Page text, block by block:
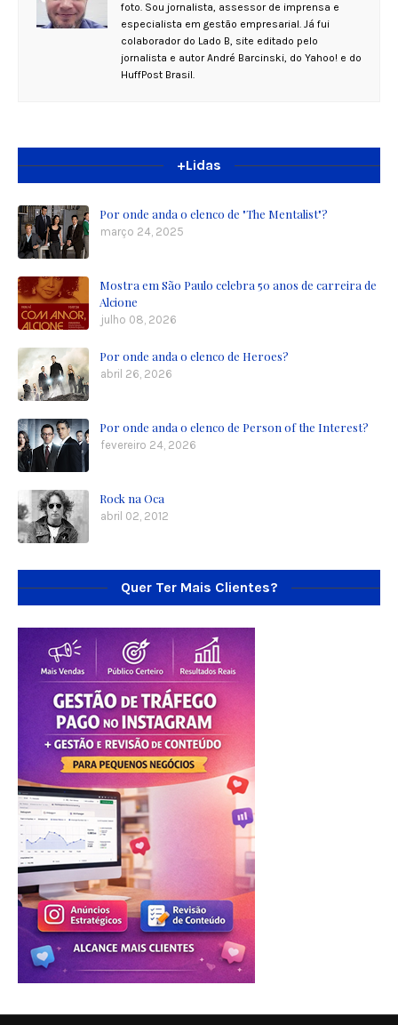
foto. Sou jornalista, assessor de imprensa e
especialista em gestão empresarial. Já fui
colaborador do Lado B, site editado pelo
jornalista e autor André Barcinski, do Yahoo! e do
HuffPost Brasil.
+Lidas
Por onde anda o elenco de "The Mentalist"?
março 24, 2025
Mostra em São Paulo celebra 50 anos de carreira de
Alcione
julho 08, 2026
Por onde anda o elenco de Heroes?
abril 26, 2026
Por onde anda o elenco de Person of the Interest?
fevereiro 24, 2026
Rock na Oca
abril 02, 2012
Quer Ter Mais Clientes?